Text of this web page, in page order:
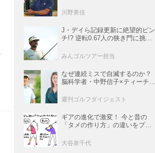
【米男子ツアー】
川野美佳
J・デイら記録更新に絶望的ピン
チ!? 逆転0.67人の狭き門に挑む
ー】
みんゴルツアー担当
なぜ連続ミスで自滅するのか？
脳科学者・中野信子×ティーチン
攻略法
週刊ゴルフダイジェスト
ギアの進化で激変！ 今と昔の
「タメの作り方」の違いをプロ
大谷奈千代